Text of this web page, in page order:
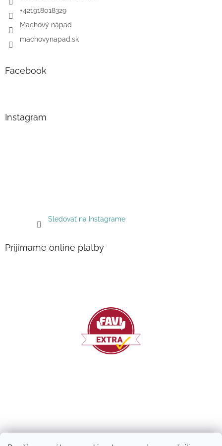
+421918018329
Machový nápad
machovynapad.sk
Facebook
Instagram
Sledovať na Instagrame
Prijímame online platby